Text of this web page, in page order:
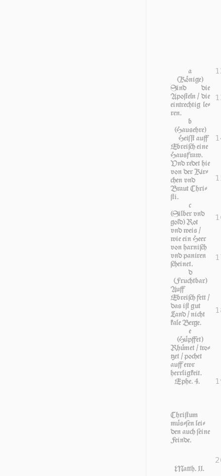
a
(Könige)
Sind die
Apo­ſteln / die
ein­trech­tig le­
ren.
b
(Hausehre)
Heiſſt auff
Ebre­iſch ei­ne
Haus­fraw.
Vnd re­det hie
von der Kir­
chen vnd
Braut Chri­
ſti.
c
(Silber vnd
gold) Rot
vnd weis /
wie ein Heer
von har­niſch
vnd pani­ren
ſchei­net.
d
(Fruchtbar)
Auff
Ebreiſch fett /
das iſt gut
Land / nicht
ka­le Ber­ge.
e
(Hüpffet)
Rhümet / tro­
tzet / po­chet
auff ewr
herr­lig­keit.
Ephe. 4.
Chri­ſtum
müſ­ſen lei­
den auch ſei­ne
Fein­de.
Matth. 11.